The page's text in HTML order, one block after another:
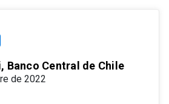
Banco Central de Chile
de 2022